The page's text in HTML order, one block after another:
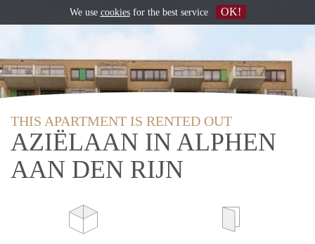
THIS APARTMENT IS RENTED OUT
AZIËLAAN IN ALPHEN
AAN DEN RIJN
We use cookiesfor the best service OK!